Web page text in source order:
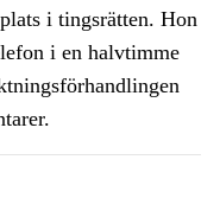
i tingsrätten. Hon
i en halvtimme